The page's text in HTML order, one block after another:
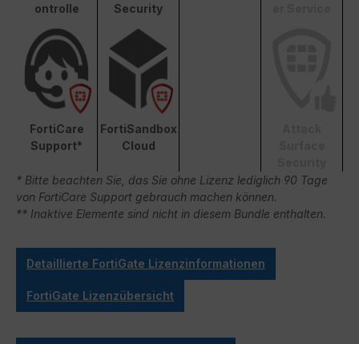
ontrolle
Security
FortiCare
Support*
FortiSandbox
Cloud
* Bitte beachten Sie, das Sie ohne Lizenz lediglich 90 Tage
von FortiCare Support gebrauch machen können.
** Inaktive Elemente sind nicht in diesem Bundle enthalten.
Detaillierte FortiGate Lizenzinformationen
FortiGate Lizenzübersicht